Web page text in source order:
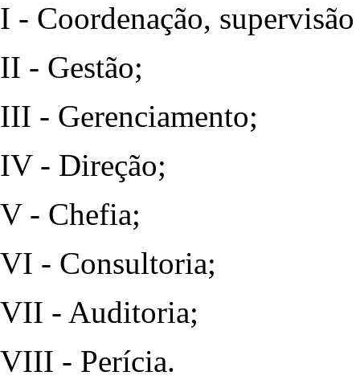
I - Coordenação,
II - Gestão;
III - Gerenciamento;
IV - Direção;
V - Chefia;
VI - Consultoria;
VII - Auditoria;
VIII - Perícia.